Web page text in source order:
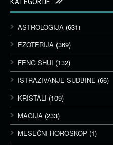
ASTROLOGIJA (631)
EZOTERIJA (369)
FENG SHUI (132)
ISTRAŽIVANJE SUDBINE (66)
KRISTALI (109)
MAGIJA (233)
MESEČNI HOROSKOP (1)